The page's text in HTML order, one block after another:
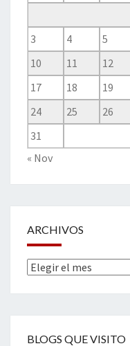
3
4 5
10
11 12
17
18 19
24
25 26
31
« Nov
ARCHIVOS
Archivos
BLOGS QUE VISITO